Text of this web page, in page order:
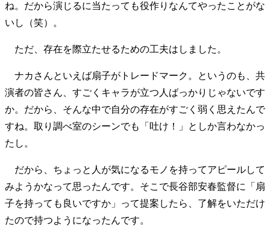
ね。だから演じるに当たっても役作りなんてやったことがな
いし（笑）。
ただ、存在を際立たせるための工夫はしました。
ナカさんといえば扇子がトレードマーク。というのも、共
演者の皆さん、すごくキャラが立つ人ばっかりじゃないです
か。だから、そんな中で自分の存在がすごく弱く思えたんで
すね。取り調べ室のシーンでも「吐け！」としか言わなかっ
たし。
だから、ちょっと人が気になるモノを持ってアピールして
みようかなって思ったんです。そこで長谷部安春監督に「扇
子を持っても良いですか」って提案したら、了解をいただけ
たので持つようになったんです。